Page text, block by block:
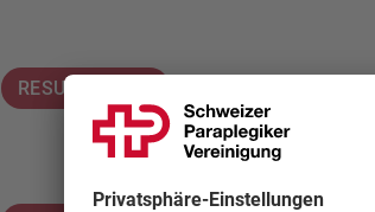
RESULTATE